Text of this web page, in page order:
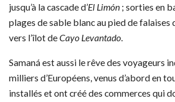
jusqu’à la cascade d’El Limón ; sorties en
plages de sable blanc au pied de falaises
vers l’îlot deCayo Levantado
Samaná est aussi le rêve des voyageurs
milliers d’Européens, venus d’abord en
installés et ont créé des commerces qui